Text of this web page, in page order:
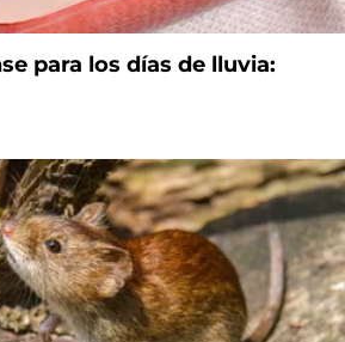
para los días de lluvia: